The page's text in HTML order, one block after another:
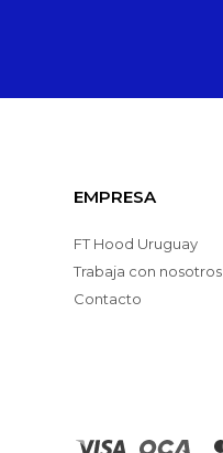
EMPRESA
FT Hood Uruguay
Trabaja con nosotros
Contacto